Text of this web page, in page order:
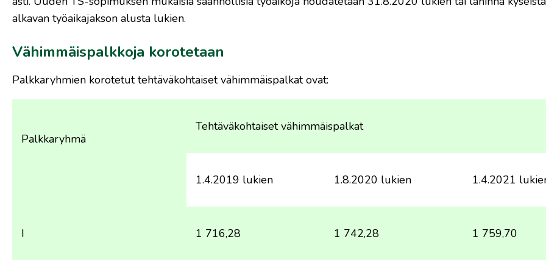
alkavan työaikajakson alusta lukien.
Vähimmäispalkkoja korotetaan
Palkkaryhmien korotetut tehtäväkohtaiset vähimmäispalkat ovat:
Palkkaryhmä
Tehtäväkohtaiset vähimmäispalkat
1.4.2019 lukien 1.8.2020 lukien 1.4.2021
I 1 716,28 1 742,28 1 759,70